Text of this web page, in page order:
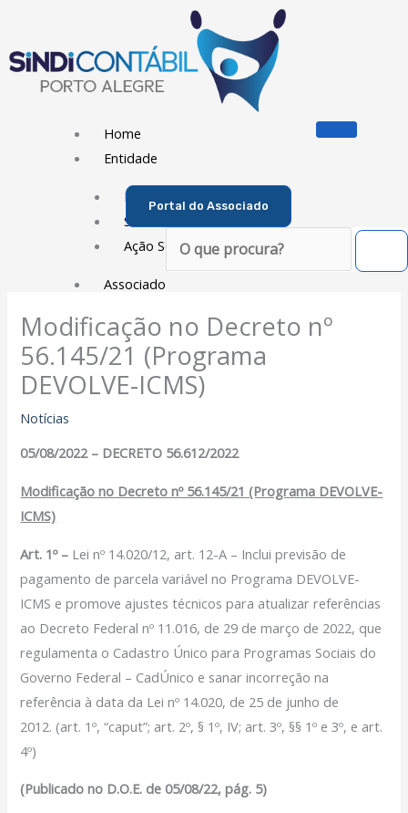
conteúdo
Home
Entidade
Diretoria
Sede Social
Ação Social
Associado
Porque ser um Associado
Contribuições
Contribuição Sindical
Dissídios e Convenções de Trabalho
EICON
Serviços
Convênios
Vagas/Oportunidades
Cursos
Links
Notícias
Agenda
Contato
Portal do Associado
Pesquisar
Modificação no Decreto nº
56.145/21 (Programa
DEVOLVE-ICMS)
Notícias
05/08/2022 – DECRETO 56.612/2022
Modificação no Decreto nº 56.145/21 (Programa DEVOLVE-
ICMS)
Art. 1º – Lei nº 14.020/12, art. 12-A – Inclui previsão de
pagamento de parcela variável no Programa DEVOLVE-
ICMS e promove ajustes técnicos para atualizar referências
ao Decreto Federal nº 11.016, de 29 de março de 2022, que
regulamenta o Cadastro Único para Programas Sociais do
Governo Federal – CadÚnico e sanar incorreção na
referência à data da Lei nº 14.020, de 25 de junho de
2012. (art. 1º, “caput”; art. 2º, § 1º, IV; art. 3º, §§ 1º e 3º, e art.
4º)
(Publicado no D.O.E. de 05/08/22, pág. 5)